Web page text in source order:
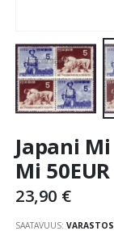
to
the
beginning
of
images
Japani
Mi
23,90 €
SAATAVUUS: